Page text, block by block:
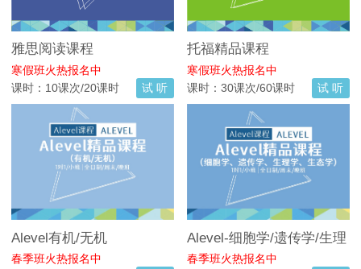
雅思阅读课程
寒假班火热报名中
课时：10课次/20课时
试 听
托福精品课程
寒假班火热报名中
课时：30课次/60课时
试 听
Alevel有机/无机
春季班火热报名中
Alevel-细胞学/遗传学/生理
学/生态学
春季班火热报名中